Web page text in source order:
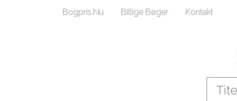
Bogpris.Nu Billige Bøger Kontakt